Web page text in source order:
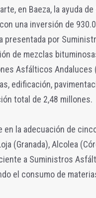
en Baeza, la ayuda
una inversión de
presentada por
de mezclas
Asfálticos Andaluces
edificación,
total de 2,48 millones.
en la adecuación de
(Granada), Alcolea
a Suministros
el consumo de